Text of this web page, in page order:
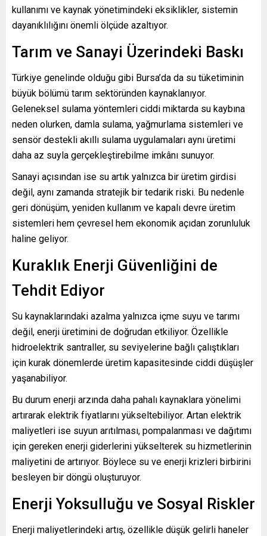
kullanımı ve kaynak yönetimindeki eksiklikler, sistemin
dayanıklılığını önemli ölçüde azaltıyor.
Tarım ve Sanayi Üzerindeki Baskı
Türkiye genelinde olduğu gibi Bursa’da da su tüketiminin
büyük bölümü tarım sektöründen kaynaklanıyor.
Geleneksel sulama yöntemleri ciddi miktarda su kaybına
neden olurken, damla sulama, yağmurlama sistemleri ve
sensör destekli akıllı sulama uygulamaları aynı üretimi
daha az suyla gerçekleştirebilme imkânı sunuyor.
Sanayi açısından ise su artık yalnızca bir üretim girdisi
değil, aynı zamanda stratejik bir tedarik riski. Bu nedenle
geri dönüşüm, yeniden kullanım ve kapalı devre üretim
sistemleri hem çevresel hem ekonomik açıdan zorunluluk
haline geliyor.
Kuraklık Enerji Güvenliğini de
Tehdit Ediyor
Su kaynaklarındaki azalma yalnızca içme suyu ve tarımı
değil, enerji üretimini de doğrudan etkiliyor. Özellikle
hidroelektrik santraller, su seviyelerine bağlı çalıştıkları
için kurak dönemlerde üretim kapasitesinde ciddi düşüşler
yaşanabiliyor.
Bu durum enerji arzında daha pahalı kaynaklara yönelimi
artırarak elektrik fiyatlarını yükseltebiliyor. Artan elektrik
maliyetleri ise suyun arıtılması, pompalanması ve dağıtımı
için gereken enerji giderlerini yükselterek su hizmetlerinin
maliyetini de artırıyor. Böylece su ve enerji krizleri birbirini
besleyen bir döngü oluşturuyor.
Enerji Yoksulluğu ve Sosyal Riskler
Enerji maliyetlerindeki artış, özellikle düşük gelirli haneler